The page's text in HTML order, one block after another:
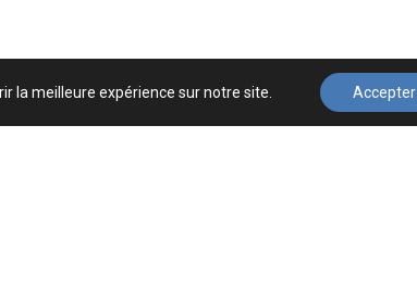
la meilleure expérience sur notre site. Accepter